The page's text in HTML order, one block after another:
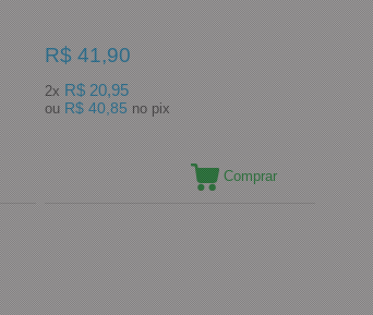
R$ 41,90
2x R$ 20,95
ou R$ 40,85 no pix
Comprar